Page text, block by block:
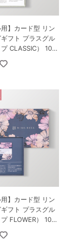
用】カード型 リン
フト プラスグル
CLASSIC） 100,
ニバース
用】カード型 リン
フト プラスグル
FLOWER） 100,
ニバース